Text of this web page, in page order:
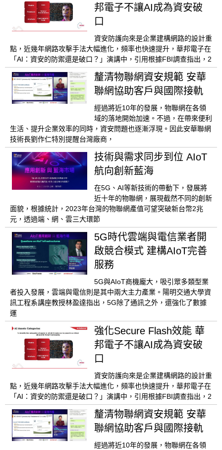
邦電子不讓AI成為資安破
口
資安防護向來是企業建構網路的設計重
點，近幾年網路攻擊手法大幅進化，頻率也快速提升，華邦電子在
「AI：資安的防禦還是破口？」演講中，引用根據FBI調查指出，2
釐清物聯網資安規範 安華
聯網協助客戶與國際接軌
經過將近10年的發展，物聯網在各領
域的落地開始加速。不過，在帶來便利
生活、提升企業效率的同時，資安問題也逐漸浮現。因此安華聯網
技術長劉作仁特別提醒台灣廠商，
技術與需求同步到位 AIoT
航向創新藍海
在5G、AI等新技術的帶動下，發展將
近十年的物聯網，展現截然不同的創新
面貌，根據統計，2023年台灣的物聯網產值可望突破新台幣2兆
元，透過端、網、雲三大環節
5G時代雲端與電信業者開
啟競合模式 建構AIoT完善
服務
5G與AIoT商機龐大，吸引眾多類型業
者投入發展，雲端與電信則是其中兩大主力產業。陽明交通大學資
訊工程系講座教授林盈達指出，5G除了通訊之外，還強化了數據
運
強化Secure Flash效能 華
邦電子不讓AI成為資安破
口
資安防護向來是企業建構網路的設計重
點，近幾年網路攻擊手法大幅進化，頻率也快速提升，華邦電子在
「AI：資安的防禦還是破口？」演講中，引用根據FBI調查指出，2
釐清物聯網資安規範 安華
聯網協助客戶與國際接軌
經過將近10年的發展，物聯網在各領